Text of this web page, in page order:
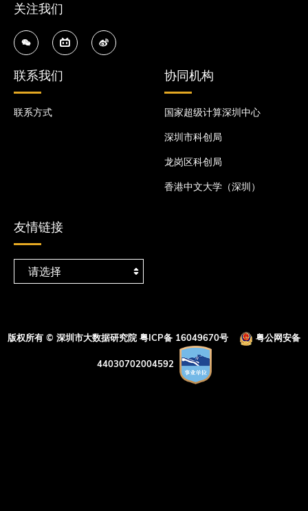
关注我们
联系我们
联系方式
协同机构
国家超级计算深圳中心
深圳市科创局
龙岗区科创局
香港中文大学（深圳）
友情链接
版权所有 © 深圳市大数据研究院 粤ICP备 16049670号 粤公网安备
44030702004592